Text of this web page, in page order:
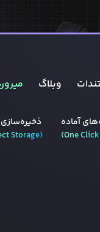
وبلاگ
ذخیره‌سازی
(
Storage
آماده
One
)